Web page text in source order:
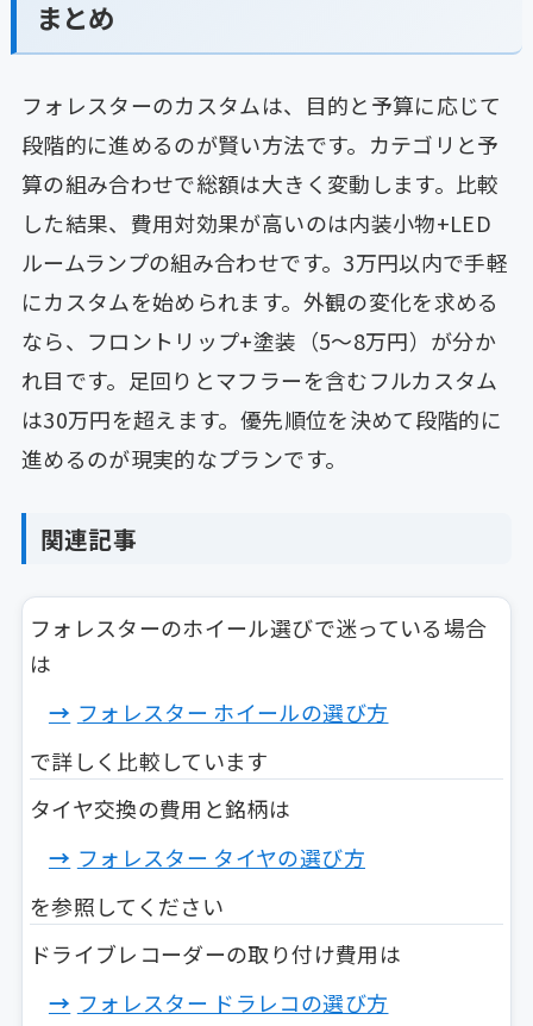
まとめ
フォレスターのカスタムは、目的と予算に応じて
段階的に進めるのが賢い方法です。カテゴリと予
算の組み合わせで総額は大きく変動します。比較
した結果、費用対効果が高いのは内装小物+LED
ルームランプの組み合わせです。3万円以内で手軽
にカスタムを始められます。外観の変化を求める
なら、フロントリップ+塗装（5〜8万円）が分か
れ目です。足回りとマフラーを含むフルカスタム
は30万円を超えます。優先順位を決めて段階的に
進めるのが現実的なプランです。
関連記事
フォレスターのホイール選びで迷っている場合
は
フォレスター ホイールの選び方
で詳しく比較しています
タイヤ交換の費用と銘柄は
フォレスター タイヤの選び方
を参照してください
ドライブレコーダーの取り付け費用は
フォレスター ドラレコの選び方